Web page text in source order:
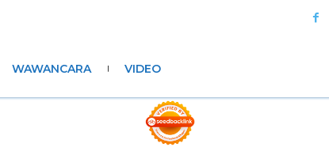
WAWANCARA VIDEO